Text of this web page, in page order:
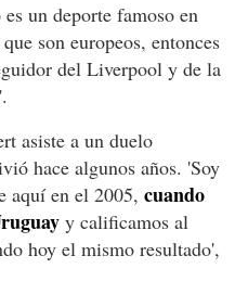
un deporte famoso en
son europeos, entonces
del Liverpool y de la
asiste a un duelo
hace algunos años. 'Soy
aquí en el 2005, cuando
y calificamos al
hoy el mismo resultado',